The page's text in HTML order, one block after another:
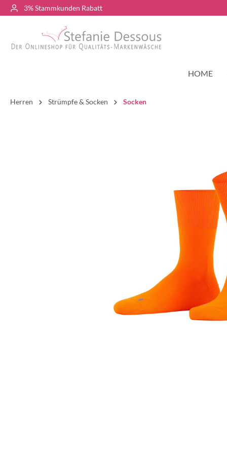
3% Stammkunden Rabatt
HOME
Herren Strümpfe & Socken Socken